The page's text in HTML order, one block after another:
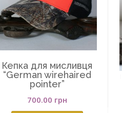
Кепка для мисливця
“German wirehaired
pointer”
700.00 грн